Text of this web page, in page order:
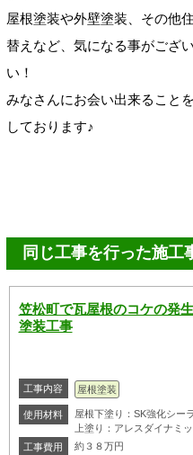
屋根塗装や外壁塗装、その他
替えなど、気になる事がござ
い！
みなさんにお会い出来ること
しております♪
同じ工事を行った施工
笠松町で瓦屋根のコケの発
塗装工事
工事内容 屋根塗装
使用材料
屋根下塗り：SK強化シー
上塗り：アレスダイナミ
工事費用
約３８万円